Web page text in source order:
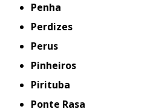
Penha
Perdizes
Perus
Pinheiros
Pirituba
Ponte Rasa